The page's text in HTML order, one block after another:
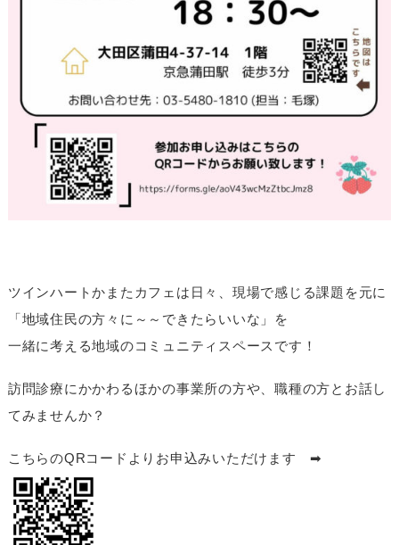
ツインハートかまたカフェは日々、現場で感じる課題を元に
「地域住民の方々に～～できたらいいな」を
一緒に考える地域のコミュニティスペースです！
訪問診療にかかわるほかの事業所の方や、職種の方とお話し
てみませんか？
こちらのQRコードよりお申込みいただけます ➡